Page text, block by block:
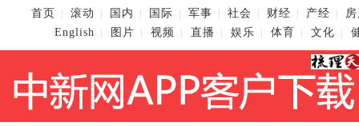
首页 滚动 国内 国际 军事 社会 财经 产经
English
图片 视频 直播 娱乐 体育 文化